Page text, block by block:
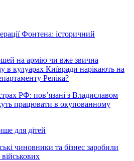
Фонтена: історичний
на армію чи вже звична
в кулуарах Київради нарікають на
Репіка?
РФ: пов’язані з Владиславом
працювати в окупованному
для дітей
чиновники та бізнес заробили